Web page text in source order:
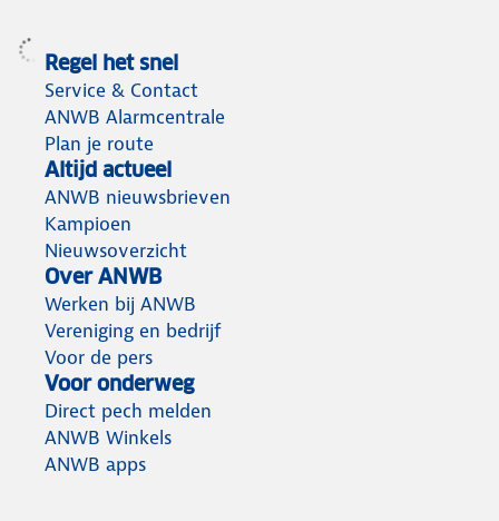
Regel het snel
Service & Contact
ANWB Alarmcentrale
Plan je route
Altijd actueel
ANWB nieuwsbrieven
Kampioen
Nieuwsoverzicht
Over ANWB
Werken bij ANWB
Vereniging en bedrijf
Voor de pers
Voor onderweg
Direct pech melden
ANWB Winkels
ANWB apps